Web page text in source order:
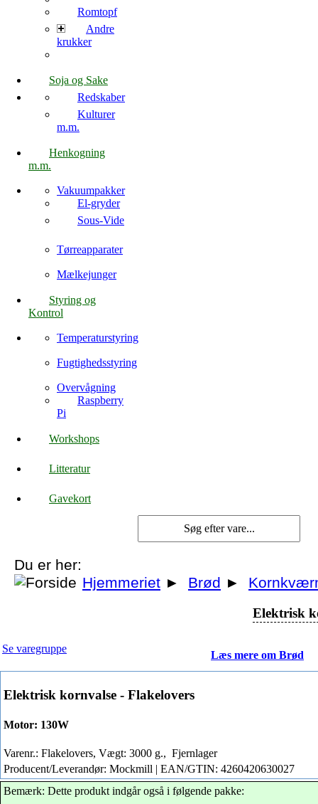
Romtopf
Andre
krukker
Soja og Sake
Redskaber
Kulturer
m.m.
Henkogning
m.m.
Vakuumpakker
El-gryder
Sous-Vide
Tørreapparater
Mælkejunger
Styring og
Kontrol
Temperaturstyring
Fugtighedsstyring
Overvågning
Raspberry
Pi
Workshops
Litteratur
Gavekort
Du er her:
Hjemmeriet ► Brød ►
Elektrisk
Se varegruppe
Læs mere om Brød
Elektrisk kornvalse - Flakelovers
Motor: 130W
Varenr.: Flakelovers, Vægt: 3000 g., Fjernlager
Producent/Leverandør: Mockmill | EAN/GTIN: 4260420630027
Bemærk: Dette produkt indgår også i følgende pakke: